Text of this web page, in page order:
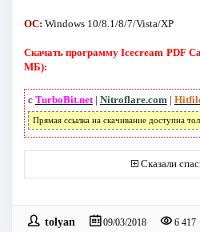
ОС: Windows 10/8.1/8/7/Vista/XP
Скачать программу Icecream PDF
МБ):
с TurboBit.net| Nitroflare.com |
Прямая ссылка на скачивание доступна
Сказали
tolyan 09/03/2018 6 417